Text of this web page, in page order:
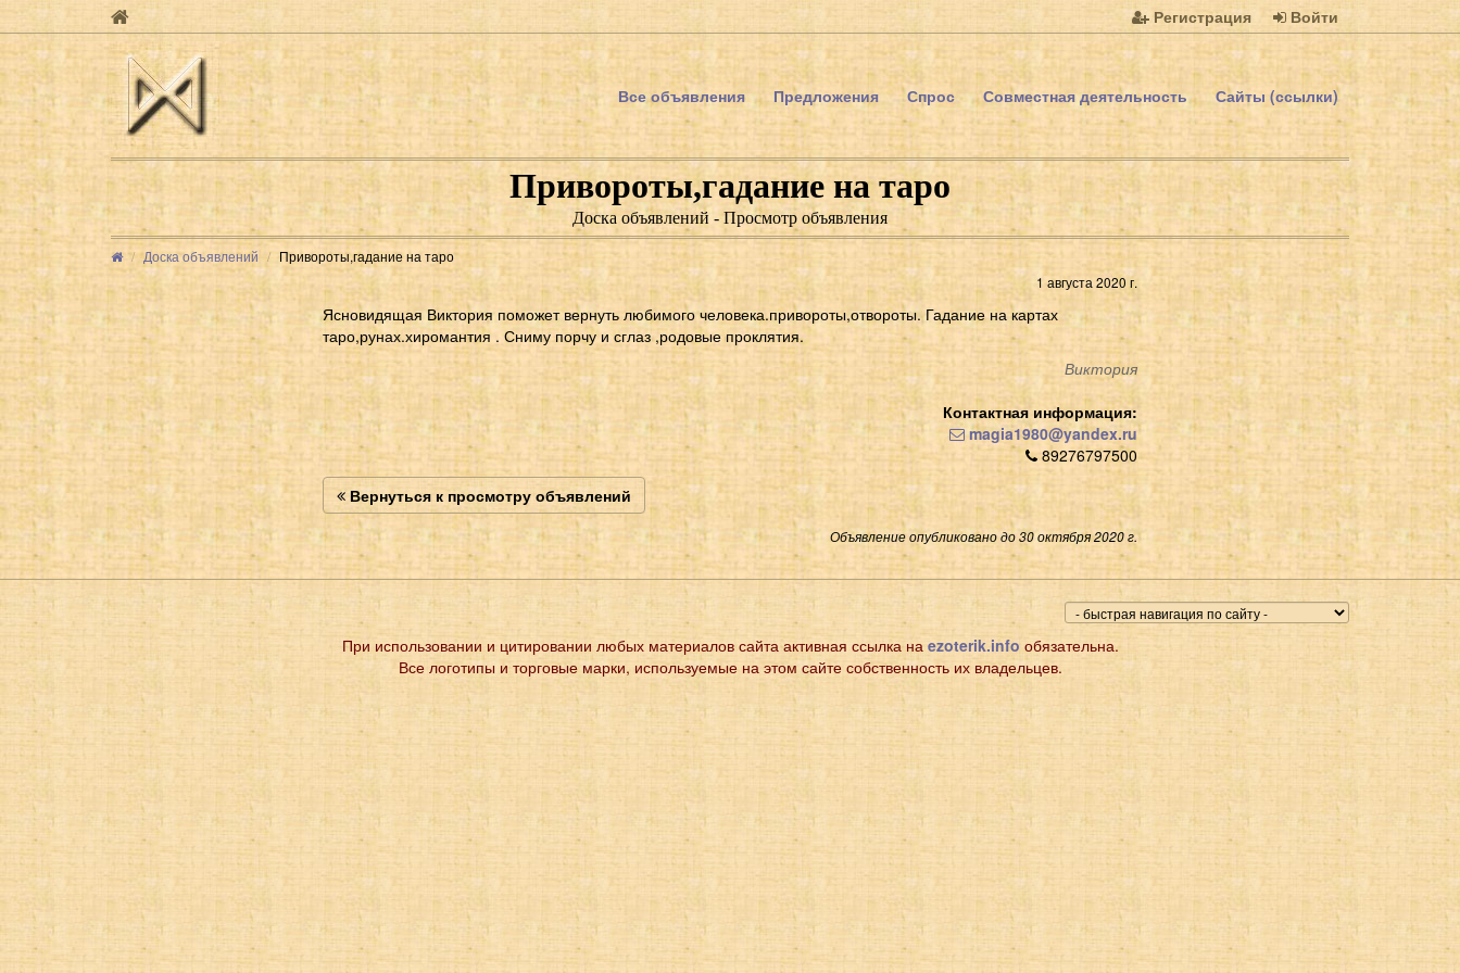
Регистрация Войти
Все объявления Предложения Спрос Совместная деятельность Сайты (ссылки)
Привороты,гадание на таро
Доска объявлений - Просмотр объявления
Доска объявлений
Привороты,гадание на таро
1 августа 2020 г.
Ясновидящая Виктория поможет вернуть любимого человека.привороты,отвороты. Гадание на картах
таро,рунах.хиромантия . Сниму порчу и сглаз ,родовые проклятия.
Виктория
Контактная информация:
magia1980@yandex.ru
89276797500
Вернуться к просмотру объявлений
Объявление опубликовано до 30 октября 2020 г.
При использовании и цитировании любых материалов сайта активная ссылка на ezoterik.info обязательна.
Все логотипы и торговые марки, используемые на этом сайте собственность их владельцев.